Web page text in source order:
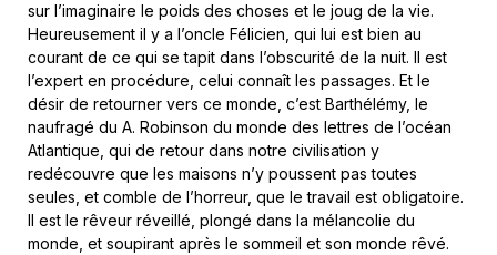
sur l’imaginaire le poids des choses et le joug de la vie.
Heureusement il y a l’oncle Félicien, qui lui est bien au
courant de ce qui se tapit dans l’obscurité de la nuit. Il est
l’expert en procédure, celui connaît les passages. Et le
désir de retourner vers ce monde, c’est Barthélémy, le
naufragé du A. Robinson du monde des lettres de l’océan
Atlantique, qui de retour dans notre civilisation y
redécouvre que les maisons n’y poussent pas toutes
seules, et comble de l’horreur, que le travail est obligatoire.
Il est le rêveur réveillé, plongé dans la mélancolie du
monde, et soupirant après le sommeil et son monde rêvé.